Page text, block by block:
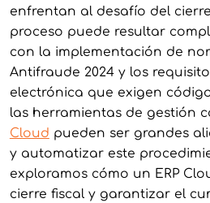
enfrentan al desafío del cierre
proceso puede resultar
con la implementación de
Antifraude 2024 y los
electrónica que exigen
las herramientas de gestión
Cloud pueden ser grandes
y automatizar este
exploramos cómo un ERP
cierre fiscal y garantizar el